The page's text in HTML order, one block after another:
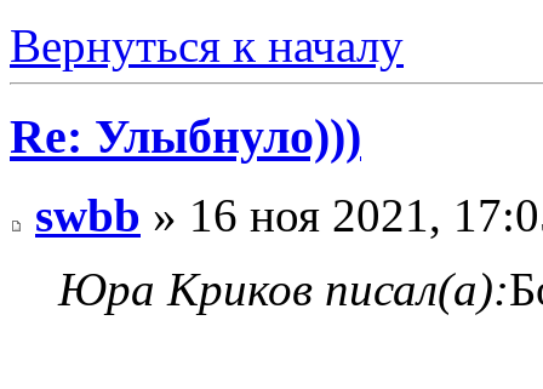
Вернуться к началу
Re: Улыбнуло)))
swbb » 16 ноя 2021,
Юра Криков писал(а):